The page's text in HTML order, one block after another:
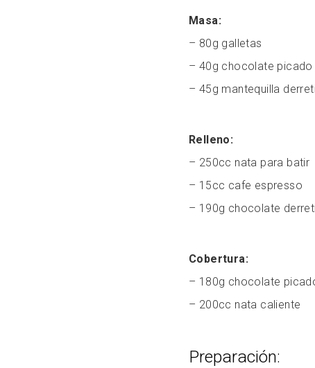
Masa:
– 80g galletas
– 40g chocolate picado
– 45g mantequilla
Relleno:
– 250cc nata para batir
– 15cc cafe espresso
– 190g chocolate
Cobertura:
– 180g chocolate
– 200cc nata caliente
Preparación: